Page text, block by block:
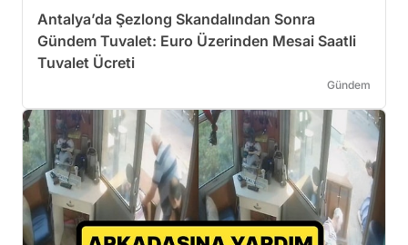
Antalya’da Şezlong Skandalından Sonra
Gündem Tuvalet: Euro Üzerinden Mesai Saatli
Tuvalet Ücreti
Gündem